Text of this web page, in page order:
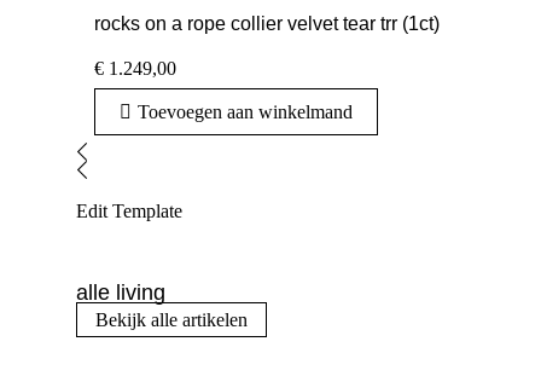
rocks on a rope collier velvet tear trr (1ct)
€ 1.249,00
Toevoegen aan winkelmand
Edit Template
alle living
Bekijk alle artikelen